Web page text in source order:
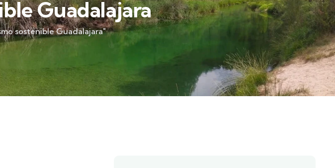
Guadalajara
sostenible Guadalajara"